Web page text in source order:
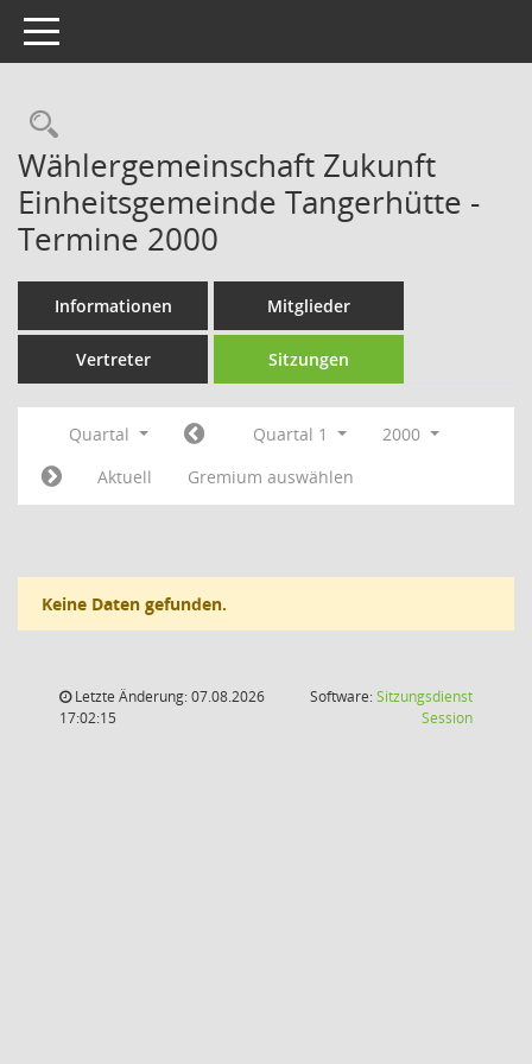
Toggle navigation
Rechercheauswahl
Wählergemeinschaft Zukunft
Einheitsgemeinde Tangerhütte -
Termine 2000
Informationen Mitglieder
Vertreter Sitzungen
Quartal Quartal 1
2000
Aktuell
Gremium auswählen
Keine Daten gefunden.
Letzte Änderung: 07.08.2026
17:02:15
Software:Sitzungsdienst
Session(Wird in